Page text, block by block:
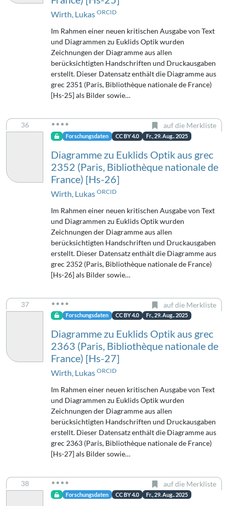
Wirth, Lukas ORCID
Im Rahmen einer neuen kritischen Ausgabe von Text
und Diagrammen zu Euklids Optik wurden
Zeichnungen der Diagramme aus allen
berücksichtigten Handschriften und Druckausgaben
erstellt. Dieser Datensatz enthält die Diagramme aus
grec 2351 (Paris, Bibliothèque nationale de France)
[Hs-25] als Bilder sowie…
36 auf die Merkliste
Forschungsdaten CC BY 4.0 Fr., 29. Aug.. 2025
Diagramme zu Euklids Optik aus grec
2352 (Paris, Bibliothèque nationale de
France) [Hs-26]
Wirth, Lukas ORCID
Im Rahmen einer neuen kritischen Ausgabe von Text
und Diagrammen zu Euklids Optik wurden
Zeichnungen der Diagramme aus allen
berücksichtigten Handschriften und Druckausgaben
erstellt. Dieser Datensatz enthält die Diagramme aus
grec 2352 (Paris, Bibliothèque nationale de France)
[Hs-26] als Bilder sowie…
37 auf die Merkliste
Forschungsdaten CC BY 4.0 Fr., 29. Aug.. 2025
Diagramme zu Euklids Optik aus grec
2363 (Paris, Bibliothèque nationale de
France) [Hs-27]
Wirth, Lukas ORCID
Im Rahmen einer neuen kritischen Ausgabe von Text
und Diagrammen zu Euklids Optik wurden
Zeichnungen der Diagramme aus allen
berücksichtigten Handschriften und Druckausgaben
erstellt. Dieser Datensatz enthält die Diagramme aus
grec 2363 (Paris, Bibliothèque nationale de France)
[Hs-27] als Bilder sowie…
38 auf die Merkliste
Forschungsdaten CC BY 4.0 Fr., 29. Aug.. 2025